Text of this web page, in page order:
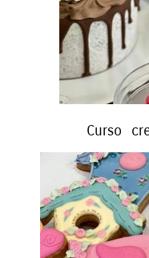
Curso